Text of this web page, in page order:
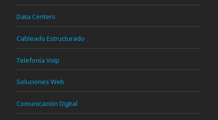
Data Centers
Cableado Estructurado
Telefonía VoIp
Soluciones Web
Comunicación Digital